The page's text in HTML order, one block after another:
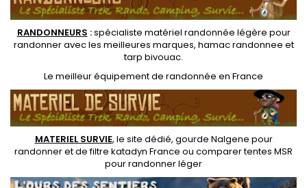
RANDONNEURS :spécialiste matériel randonnée légère pour
randonner avec les meilleures marques, hamac randonnee et
tarp bivouac.
Le meilleur équipement de randonnée en France
MATERIEL SURVIE, le site dédié, gourde Nalgene pour
randonneret defiltre katadyn France ou comparer tentes MSR
pour randonner léger